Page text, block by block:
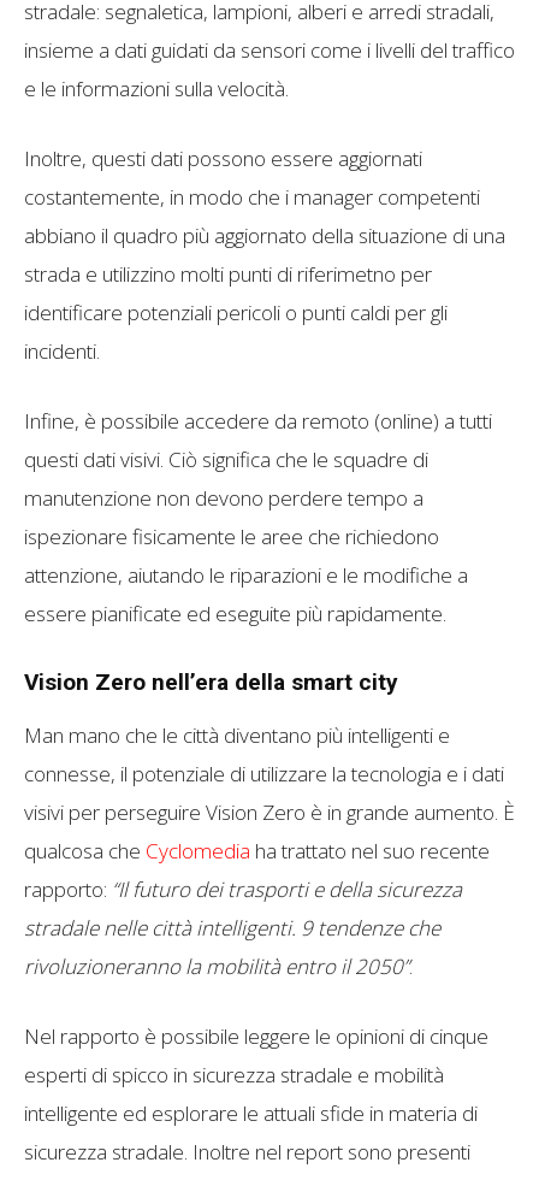
stradale: segnaletica, lampioni, alberi e arredi stradali,
insieme a dati guidati da sensori come i livelli del traffico
e le informazioni sulla velocità.
Inoltre, questi dati possono essere aggiornati
costantemente, in modo che i manager competenti
abbiano il quadro più aggiornato della situazione di una
strada e utilizzino molti punti di riferimetno per
identificare potenziali pericoli o punti caldi per gli
incidenti.
Infine, è possibile accedere da remoto (online) a tutti
questi dati visivi. Ciò significa che le squadre di
manutenzione non devono perdere tempo a
ispezionare fisicamente le aree che richiedono
attenzione, aiutando le riparazioni e le modifiche a
essere pianificate ed eseguite più rapidamente.
Vision Zero nell’era della smart city
Man mano che le città diventano più intelligenti e
connesse, il potenziale di utilizzare la tecnologia e i dati
visivi per perseguire Vision Zero è in grande aumento. È
qualcosa che Cyclomedia ha trattato nel suo recente
rapporto: “Il futuro dei trasporti e della sicurezza
stradale nelle città intelligenti. 9 tendenze che
rivoluzioneranno la mobilità entro il 2050”.
Nel rapporto è possibile leggere le opinioni di cinque
esperti di spicco in sicurezza stradale e mobilità
intelligente ed esplorare le attuali sfide in materia di
sicurezza stradale. Inoltre nel report sono presenti